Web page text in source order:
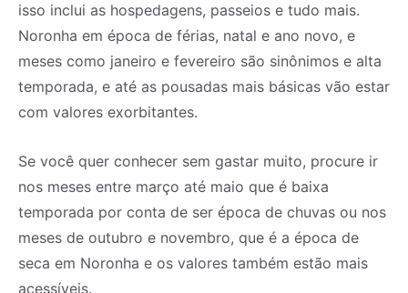
isso inclui as hospedagens, passeios e tudo mais.
Noronha em época de férias, natal e ano novo, e
meses como janeiro e fevereiro são sinônimos e alta
temporada, e até as pousadas mais básicas vão estar
com valores exorbitantes.
Se você quer conhecer sem gastar muito, procure ir
nos meses entre março até maio que é baixa
temporada por conta de ser época de chuvas ou nos
meses de outubro e novembro, que é a época de
seca em Noronha e os valores também estão mais
acessíveis.